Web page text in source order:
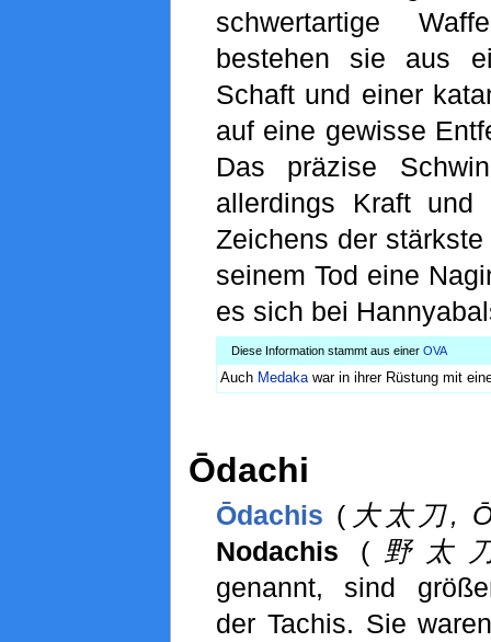
schwertartige
bestehen sie aus
Schaft und einer
auf eine gewisse
Das präzise
allerdings Kraft
Zeichens der
seinem Tod eine
es sich bei
Diese Information stammt aus einerOVA
Auch Medakawar in ihrer Rüstung mit
Ōdachi
Ōdachis ( 大太刀,
Nodachis ( 野太
genannt, sind
der Tachis. Sie